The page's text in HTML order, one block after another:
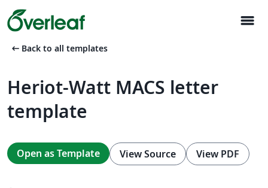
menu
arrow_left_alt Back to all templates
Heriot-Watt MACS letter
template
Open as Template View Source View PDF